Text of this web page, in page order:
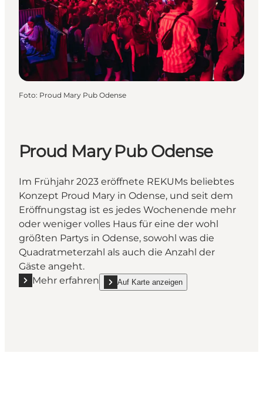
Foto: Proud Mary Pub Odense
Proud Mary Pub Odense
Im Frühjahr 2023 eröffnete REKUMs beliebtes
Konzept Proud Mary in Odense, und seit dem
Eröffnungstag ist es jedes Wochenende mehr
oder weniger volles Haus für eine der wohl
größten Partys in Odense, sowohl was die
Quadratmeterzahl als auch die Anzahl der
Gäste angeht.
Mehr erfahren
Mehr erfahren "Proud Mary Pub Odense"
Auf Karte anzeigen
show Proud Mary Pub Odense on_map